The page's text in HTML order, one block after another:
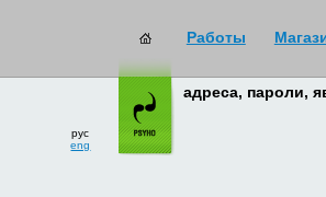
Работы
рус
eng
адреса, пароли,